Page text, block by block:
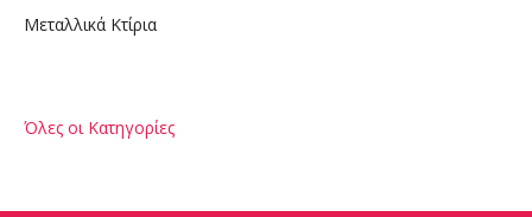
Μεταλλικά Κτίρια
Όλες οι Κατηγορίες